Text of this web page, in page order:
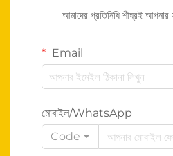
আমাদের প্রতিনিধি শীঘ্রই আপনার
Email
মোবাইল/WhatsApp
Code